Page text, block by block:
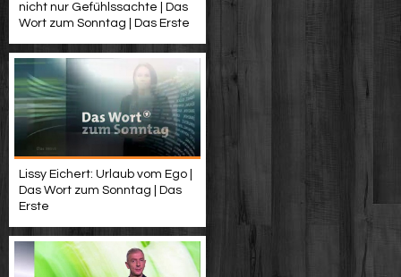
nicht nur Gefühlssachte | Das
Wort zum Sonntag | Das Erste
Lissy Eichert: Urlaub vom Ego |
Das Wort zum Sonntag | Das
Erste